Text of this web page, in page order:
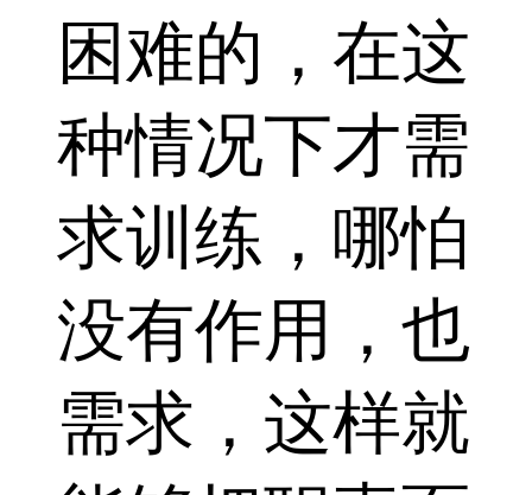
困难的，在这
种情况下才需
求训练，哪怕
没有作用，也
需求，这样就